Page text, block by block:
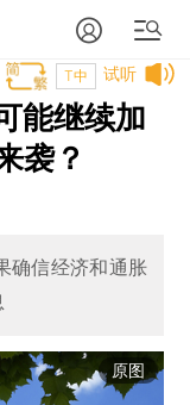
试听
T中
能继续加
袭？
确信经济和通胀
原图